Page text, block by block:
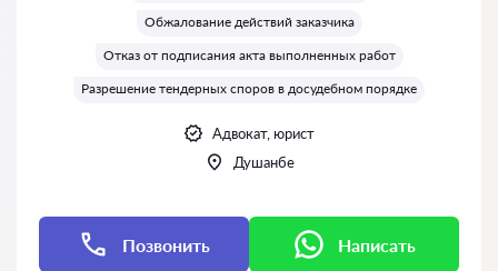
Обжалование действий заказчика
Отказ от подписания акта выполненных работ
Разрешение тендерных споров в досудебном порядке
Адвокат, юрист
Душанбе
Позвонить Написать